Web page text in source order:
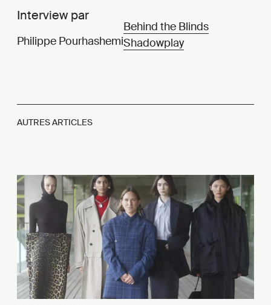
Interview par
Philippe Pourhashemi
Behind the Blinds
Shadowplay
AUTRES ARTICLES